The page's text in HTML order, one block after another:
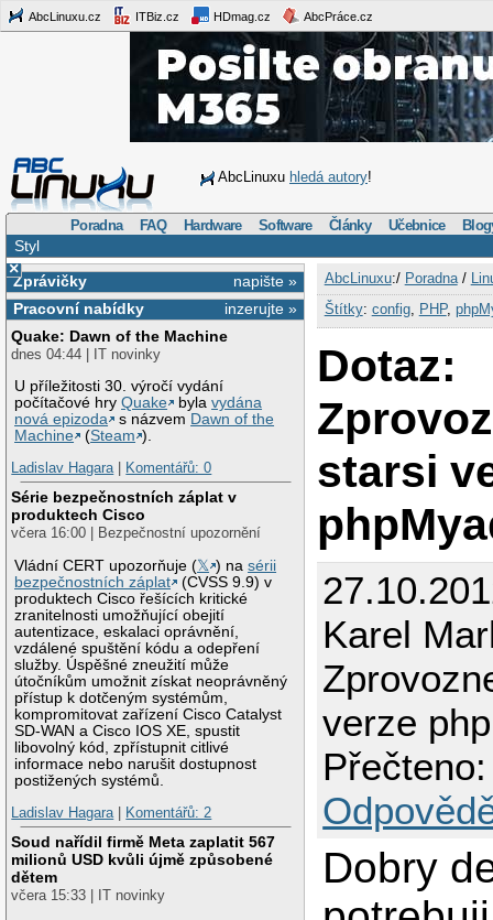
AbcLinuxu.cz ITBiz.cz HDmag.cz AbcPráce.cz
AbcLinuxu hledá autory!
Poradna FAQ Hardware Software Články Učebnice
Styl
×
napište »
Zprávičky
inzerujte »
Pracovní nabídky
Quake: Dawn of the Machine
dnes 04:44 | IT novinky
U příležitosti 30. výročí vydání
počítačové hryQuake bylavydána
nová epizoda
s názvem Dawn of the
Machine
(Steam ).
Ladislav Hagara| Komentářů: 0
Série bezpečnostních záplat v
produktech Cisco
včera 16:00 | Bezpečnostní upozornění
Vládní CERT upozorňuje (𝕏 ) nasérii
bezpečnostních záplat
(CVSS 9.9) v
produktech Cisco řešících kritické
zranitelnosti umožňující obejití
autentizace, eskalaci oprávnění,
vzdálené spuštění kódu a odepření
služby. Úspěšné zneužití může
útočníkům umožnit získat neoprávněný
přístup k dotčeným systémům,
kompromitovat zařízení Cisco Catalyst
SD-WAN a Cisco IOS XE, spustit
libovolný kód, zpřístupnit citlivé
informace nebo narušit dostupnost
postižených systémů.
Ladislav Hagara| Komentářů: 2
Soud nařídil firmě Meta zaplatit 567
milionů USD kvůli újmě způsobené
dětem
včera 15:33 | IT novinky
AbcLinuxu:/ Poradna/
Štítky: config, PHP,
Dotaz:
starsi
Karel
verze
Dobry